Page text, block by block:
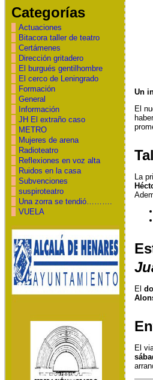
Categorías
Actuaciones
Bitacora taller de teatro
Certámenes
Dirección gritadero
El burgués gentilhombre
El cerco de Leningrado
Formación
General
Información
JH El extraño caso
METRO
Mujeres de arena
Radioteatro
Reflexiones en voz alta
Ruidos en la casa
Subvenciones
suspiroteatro
Una zorra se tendió……….
VUELA
Un
El
La
El
El